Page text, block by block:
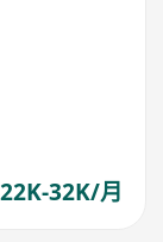
32K/月